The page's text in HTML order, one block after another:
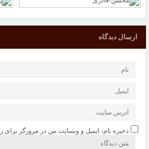
ارسال دیدگاه
ذخیره نام، ایمیل و وبسایت من در مرورگر برای
“گرانی شیشه شربت “از علل کاهش تولید